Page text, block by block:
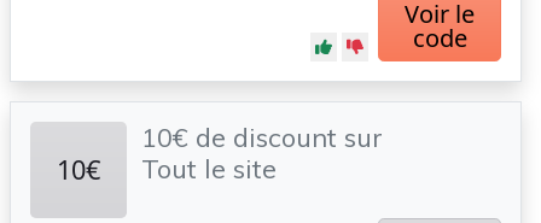
Voir le
code
10€
10€ de discount sur
Tout le site